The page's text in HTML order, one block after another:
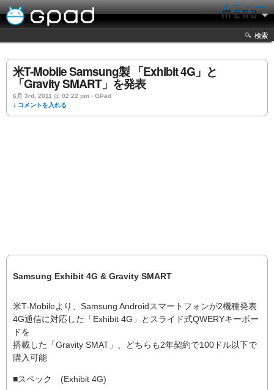
メニュー
検索
米T-Mobile Samsung製 「Exhibit 4G」と
「Gravity SMART」を発表
6月 3rd, 2011 @ 02:22 pm › GPad
↓ コメントを入れる
Samsung Exhibit 4G & Gravity SMART
米T-Mobileより、Samsung Androidスマートフォンが2機種発表
4G通信に対応した「Exhibit 4G」とスライド式QWERYキーボー
ドを
搭載した「Gravity SMAT」、どちらも2年契約で100ドル以下で
購入可能
■スペック (Exhibit 4G)